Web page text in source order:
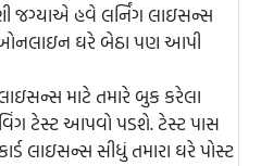
જગ્યાએ હવે લર્નિંગ લાઇસન્સ
ઓનલાઇન ઘરે બેઠા પણ આપી
માટે તમારે બુક કરેલા
ટેસ્ટ આપવો પડશે. ટેસ્ટ પાસ
લાઇસન્સ સીધું તમારા ઘરે પોસ્ટ